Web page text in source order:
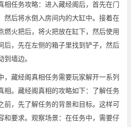
相任务攻略：进入藏经阁后，首先在门
然后将水倒入房间内的大缸中。接着在
燃火把后，将火把放在缸下，然后使用
后，先在左侧的箱子里找到铲子，然后
墙边。
，藏经阁真相任务需要玩家解开一系列
相。藏经阁真相的攻略如下：了解任务
前，先了解任务的背景和目标。这样可
和要求。观察场景：在任务中，需要仔